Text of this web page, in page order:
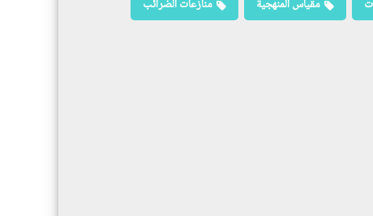
مقياس المنهجية
منازعات الضرائب